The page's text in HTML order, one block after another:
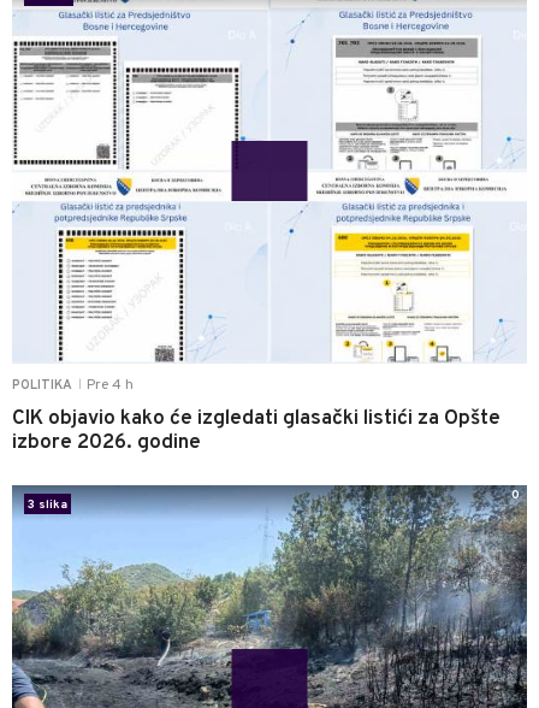
POLITIKA Pre 4 h
CIK objavio kako će izgledati glasački listići za Opšte
izbore 2026. godine
3 slika
0